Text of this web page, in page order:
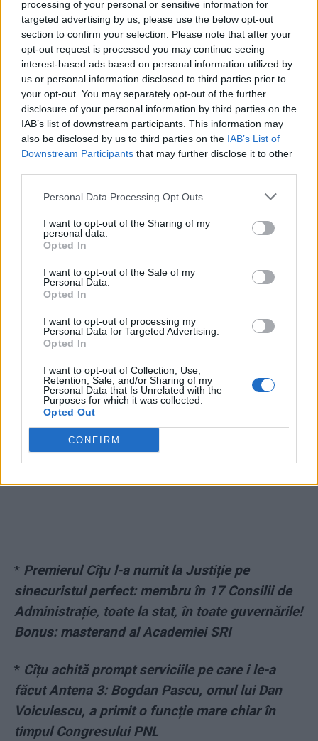
processing of your personal or sensitive information for
targeted advertising by us, please use the below opt-out
section to confirm your selection. Please note that after your
opt-out request is processed you may continue seeing
interest-based ads based on personal information utilized by
us or personal information disclosed to third parties prior to
your opt-out. You may separately opt-out of the further
disclosure of your personal information by third parties on the
IAB’s list of downstream participants. This information may
also be disclosed by us to third parties on the IAB’s List of
Downstream Participants that may further disclose it to other
Personal Data Processing Opt Outs
I want to opt-out of the Sharing of my
personal data.
Opted In
I want to opt-out of the Sale of my
Personal Data.
Opted In
I want to opt-out of processing my
Personal Data for Targeted Advertising.
Opted In
I want to opt-out of Collection, Use,
Retention, Sale, and/or Sharing of my
Personal Data that Is Unrelated with the
Purposes for which it was collected.
Opted Out
CONFIRM
de 350 de milioane de dolari, folosit pentru cercetări în
domeniul pescuitului, schimbărilor climatice şi poluării cu
plastic a oceanelor.
Puteți susține ZIARISTII.COM făcând
odonație AICI.Vă mulțumim!
CITIȚI ȘI:
EDITORIAL. Marea înfrângere a unui
Cîțu l-a demis pe șeful USR-ist din Sănătate
pentru că n-a făcut ceea ce însuși Cîțu i-a
interzis prin OUG!
ad
* Premierul Cîțu l-a numit la Justiție pe
sinecuristul perfect: membru în 17 Consilii de
Administrație, toate la stat, în toate guvernările!
Bonus: masterand al Academiei SRI
* Cîțu achită prompt serviciile pe care i le-a
făcut Antena 3: Bogdan Pascu, omul lui Dan
Voiculescu, a primit o funcție mare chiar în
timpul Congresului PNL